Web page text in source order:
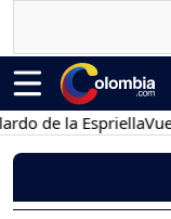
la EspriellaVuelta